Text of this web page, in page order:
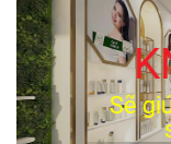
Sẽ